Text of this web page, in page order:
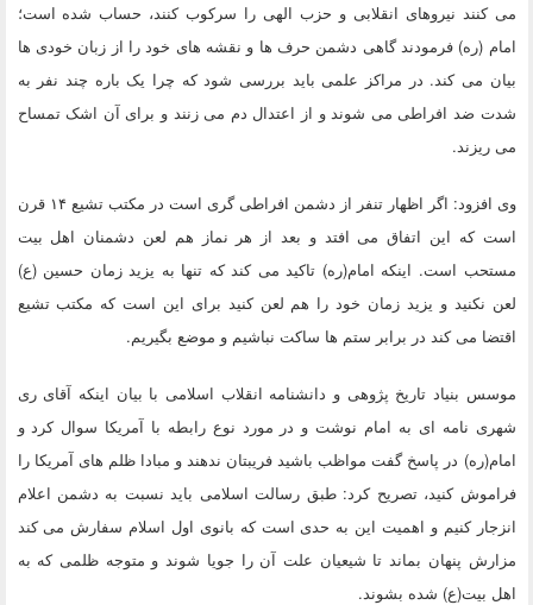
می کنند نیروهای انقلابی و حزب الهی را سرکوب کنند، حساب شده است؛
امام (ره) فرمودند گاهی دشمن حرف ها و نقشه های خود را از زبان خودی ها
بیان می کند. در مراکز علمی باید بررسی شود که چرا یک باره چند نفر به
شدت ضد افراطی می شوند و از اعتدال دم می زنند و برای آن اشک تمساح
می ریزند.
وی افزود: اگر اظهار تنفر از دشمن افراطی گری است در مکتب تشیع ۱۴ قرن
است که این اتفاق می افتد و بعد از هر نماز هم لعن دشمنان اهل بیت
مستحب است. اینکه امام(ره) تاکید می کند که تنها به یزید زمان حسین (ع)
لعن نکنید و یزید زمان خود را هم لعن کنید برای این است که مکتب تشیع
اقتضا می کند در برابر ستم ها ساکت نباشیم و موضع بگیریم.
موسس بنیاد تاریخ پژوهی و دانشنامه انقلاب اسلامی با بیان اینکه آقای ری
شهری نامه ای به امام نوشت و در مورد نوع رابطه با آمریکا سوال کرد و
امام(ره) در پاسخ گفت مواظب باشید فریبتان ندهند و مبادا ظلم های آمریکا را
فراموش کنید، تصریح کرد: طبق رسالت اسلامی باید نسبت به دشمن اعلام
انزجار کنیم و اهمیت این به حدی است که بانوی اول اسلام سفارش می کند
مزارش پنهان بماند تا شیعیان علت آن را جویا شوند و متوجه ظلمی که به
اهل بیت(ع) شده بشوند.